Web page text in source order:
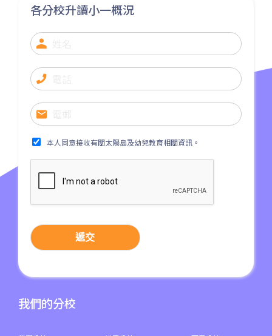
77K, 268B, 268C, 268D, 276,
31, 32, 36, 37, 38, 39, 77, 601,
602, 603, 604, 606S, 608,71
其他
輕鐵: 元朗總站
保姆車1
元朗市中心, 屏山, 天水圍, 朗屏,
橫台山,大棠道, 十八鄉路, 公庵
路, 錦綉花園, 米埔, 新田, 落馬
洲
我們的分校
各分校升讀小一概況
本人同意接收有關太陽島及幼兒教育相關資訊。
遞交